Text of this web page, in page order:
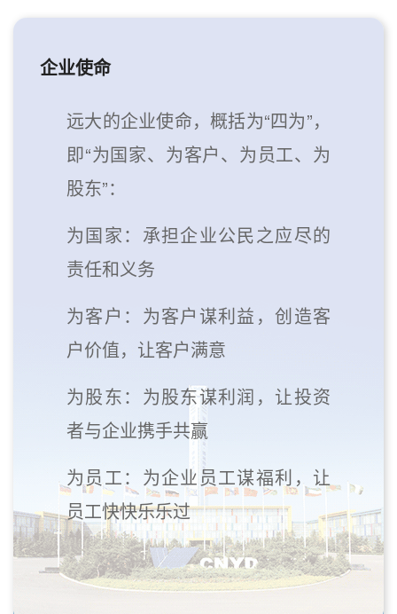
企业使命
远大的企业使命，概括为“四为”，
即“为国家、为客户、为员工、为
股东”：
为国家：承担企业公民之应尽的
责任和义务
为客户：为客户谋利益，创造客
户价值，让客户满意
为股东：为股东谋利润，让投资
者与企业携手共赢
为员工：为企业员工谋福利，让
员工快快乐乐过